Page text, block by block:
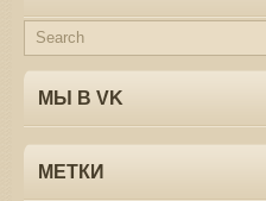
МЫ В VK
МЕТКИ